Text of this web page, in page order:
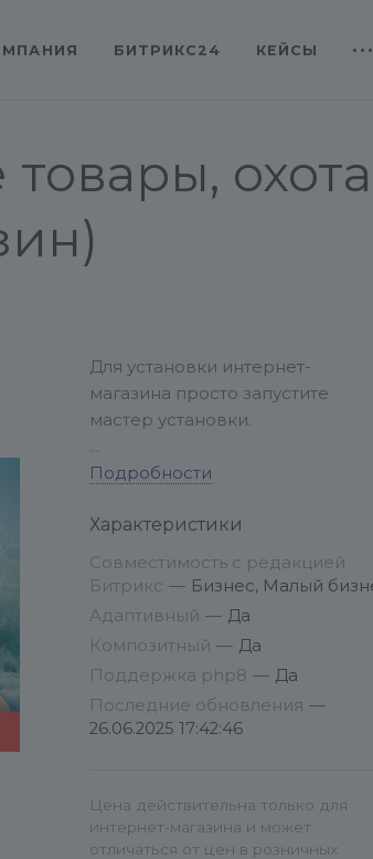
БИТРИКС24 КЕЙСЫ
Для установки интернет-
магазина просто запустите
мастер установки.
Перед установкой на
рекомендуется сделать
резервную копию.
Полная инструкция по серии
http://www.redsign.ru/support/
Система поддержки клиентов:
Особенности настройки:
Подробности
Характеристики
Совместимость с редакцией
Битрикс — Бизнес, Малый
Адаптивный — Да
Композитный — Да
Поддержка php8 — Да
Последние обновления —
26.06.2025 17:42:46
Цена действительна только для
интернет-магазина и может
отличаться от цен в розничных